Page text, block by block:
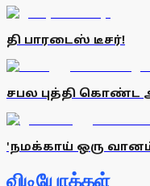
தி பாரடைஸ் டீசர்!
சபல புத்தி
'நமக்காய் ஒரு
விடியோக்கள்